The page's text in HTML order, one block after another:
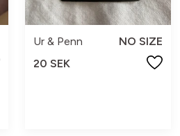
Ur & Penn
NO SIZE
20 SEK